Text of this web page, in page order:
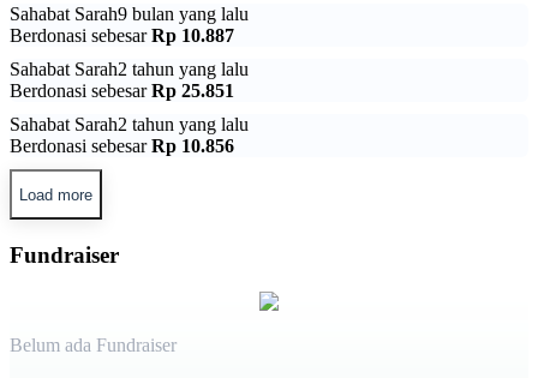
Sahabat Sarah9 bulan yang lalu
Berdonasi sebesarRp 10.887
Sahabat Sarah2 tahun yang lalu
Berdonasi sebesarRp 25.851
Sahabat Sarah2 tahun yang lalu
Berdonasi sebesarRp 10.856
Load more
Fundraiser
Belum ada Fundraiser